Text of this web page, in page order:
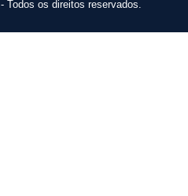
Todos os direitos reservados.